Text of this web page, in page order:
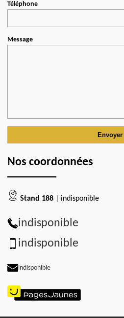
Téléphone
Message
Nos coordonnées
Stand 188 | indisponible
indisponible
indisponible
indisponible